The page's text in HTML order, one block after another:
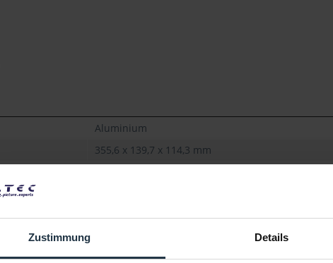
Zustimmung Details
Aluminium
355,6 x 139,7 x 114,3 mm